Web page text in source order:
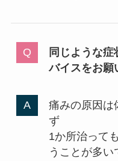
同じような
バイスをお願
痛みの原因は
ず
1か所治って
うことが多い